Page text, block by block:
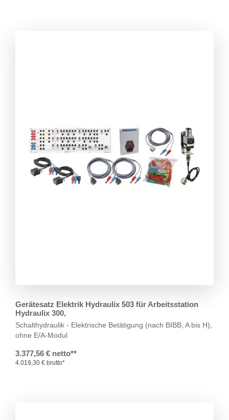
Gerätesatz Elektrik Hydraulix 503 für Arbeitsstation
Hydraulix 300,
Schalthydraulik - Elektrische Betätigung (nach BIBB, A bis H),
ohne E/A-Modul
3.377,56 € netto**
4.019,30 € brutto*